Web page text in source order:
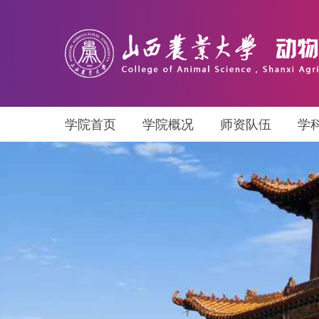
学院首页 学院概况 师资队伍 学